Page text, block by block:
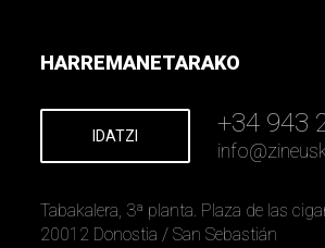
HARREMANETARAKO
IDATZI +34 943
info@
Tabakalera, 3ª planta. Plaza de las
20012 Donostia / San Sebastián